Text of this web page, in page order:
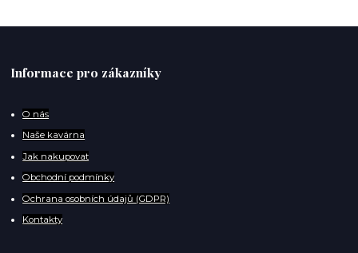
Informace pro zákazníky
O nás
Naše kavárna
Jak nakupovat
Obchodní podmínky
Ochrana osobních údajů (GDPR)
Kontakty